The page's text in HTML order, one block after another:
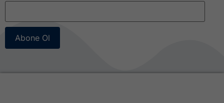
Abone Ol